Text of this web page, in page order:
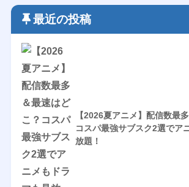
最近の投稿
【2026夏アニメ】配信数最
コスパ最強サブスク2選でア
放題！